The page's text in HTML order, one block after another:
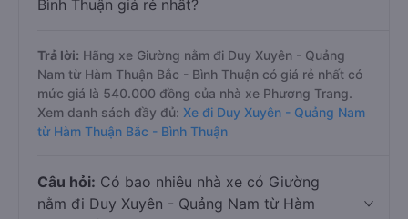
Bình Thuận giá rẻ nhất?
Trả lời: Hãng xe Giường nằm đi Duy Xuyên - Quảng
Nam từ Hàm Thuận Bắc - Bình Thuận có giá rẻ nhất có
mức giá là 540.000 đồng của nhà xe Phương Trang.
Xem danh sách đầy đủ: Xe đi Duy Xuyên - Quảng Nam
từ Hàm Thuận Bắc - Bình Thuận
Câu hỏi: Có bao nhiêu nhà xe có Giường
nằm đi Duy Xuyên - Quảng Nam từ Hàm